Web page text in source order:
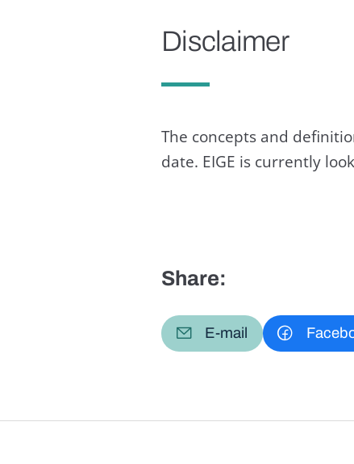
Disclaimer
The concepts and
date. EIGE is currently
Share:
E-mail